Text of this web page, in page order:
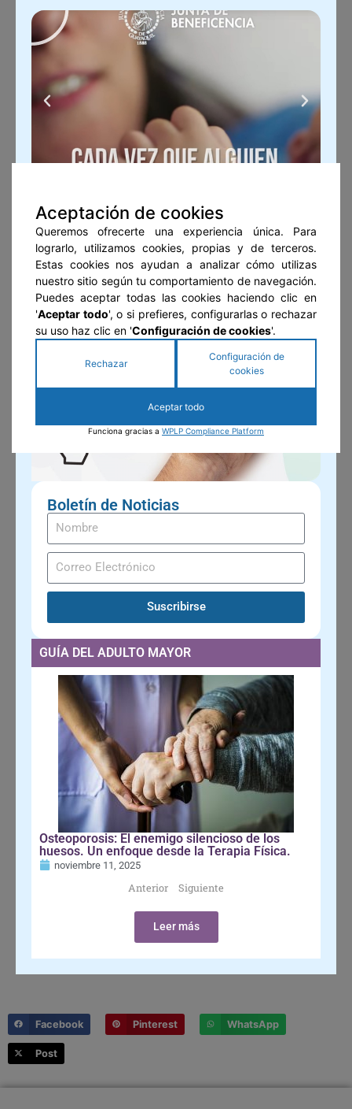
Boletín de Noticias
Suscribirse
GUÍA DEL ADULTO MAYOR
Osteoporosis: El enemigo silencioso de los
huesos. Un enfoque desde la Terapia Física.
noviembre 11, 2025
Anterior Siguiente
Leer más
Facebook Pinterest WhatsApp
Post
Aceptación de cookies
Queremos ofrecerte una experiencia única. Para
lograrlo, utilizamos cookies, propias y de terceros.
Estas cookies nos ayudan a analizar cómo utilizas
nuestro sitio según tu comportamiento de navegación.
Puedes aceptar todas las cookies haciendo clic en
'Aceptar todo', o si prefieres, configurarlas o rechazar
su uso haz clic en 'Configuración de cookies'.
Rechazar
Configuración de
cookies
Aceptar todo
Funciona gracias a WPLP Compliance Platform